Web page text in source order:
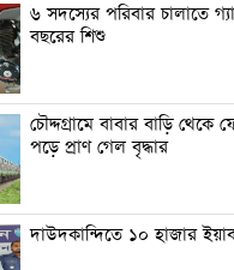
৬ সদস্যের পরিবার চালাতে
বছরের শিশু
চৌদ্দগ্রামে বাবার বাড়ি থেকে
পড়ে প্রাণ গেল বৃদ্ধার
দাউদকান্দিতে ১০ হাজার